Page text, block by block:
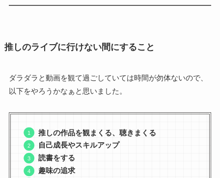
推しのライブに行けない間にすること
ダラダラと動画を観て過ごしていては時間が勿体ないので、
以下をやろうかなぁと思いました。
推しの作品を観まくる、聴きまくる
自己成長やスキルアップ
読書をする
趣味の追求